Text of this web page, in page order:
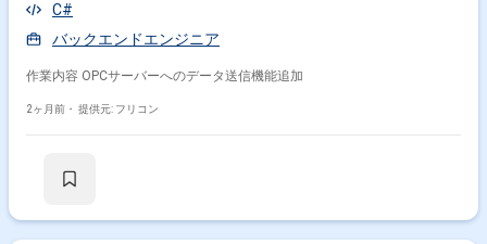
C#
バックエンドエンジニア
作業内容 OPCサーバーへのデータ送信機能追加
2ヶ月前・ 提供元: フリコン